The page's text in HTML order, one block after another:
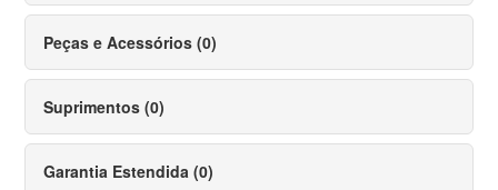
Peças e Acessórios (0)
Suprimentos (0)
Garantia Estendida (0)